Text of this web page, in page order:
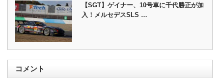
【SGT】ゲイナー、10号車に千代勝正が加
入！メルセデスSLS …
コメント